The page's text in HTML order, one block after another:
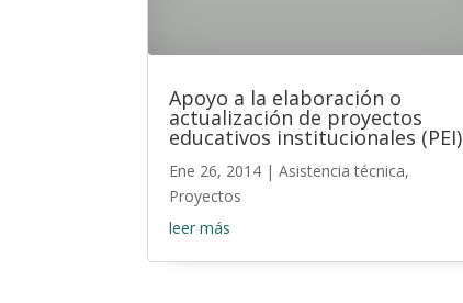
Apoyo a la elaboración o
actualización de proyectos
educativos institucionales (PEI)
Ene 26, 2014 |Asistencia técnica,
Proyectos
leer más